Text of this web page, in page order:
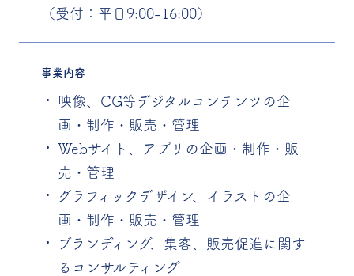
（受付：平日9:00-16:00）
事業内容
映像、CG等デジタルコンテンツの企
画・制作・販売・管理
Webサイト、アプリの企画・制作・販
売・管理
グラフィックデザイン、イラストの企
画・制作・販売・管理
ブランディング、集客、販売促進に関す
るコンサルティング